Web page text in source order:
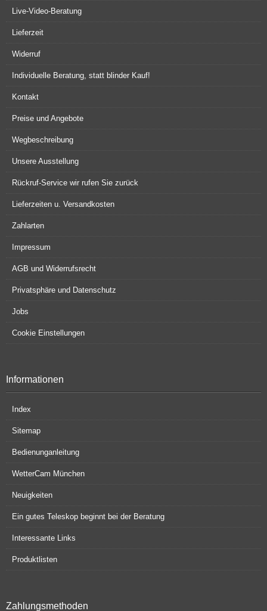
Live-Video-Beratung
Lieferzeit
Widerruf
Individuelle Beratung, statt blinder Kauf!
Kontakt
Preise und Angebote
Wegbeschreibung
Unsere Ausstellung
Rückruf-Service wir rufen Sie zurück
Lieferzeiten u. Versandkosten
Zahlarten
Impressum
AGB und Widerrufsrecht
Privatsphäre und Datenschutz
Jobs
Cookie Einstellungen
Informationen
Index
Sitemap
Bedienunganleitung
WetterCam München
Neuigkeiten
Ein gutes Teleskop beginnt bei der Beratung
Interessante Links
Produktlisten
Zahlungsmethoden